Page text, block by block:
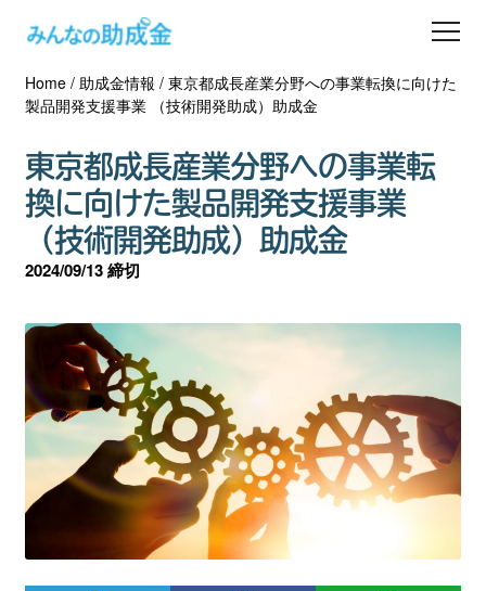
助成金を探す
士業の方へ
助成金コラム
専門家一覧
ダウンロード
会員登録
ログイン
Home/ 助成金情報 / 東京都成長産業分野への事業転換に向けた
製品開発支援事業 （技術開発助成）助成金
東京都成長産業分野への事業転
換に向けた製品開発支援事業
（技術開発助成）助成金
2024/09/13 締切